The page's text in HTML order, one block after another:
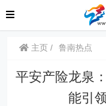
主页 鲁南热点
平安产险龙泉
能引